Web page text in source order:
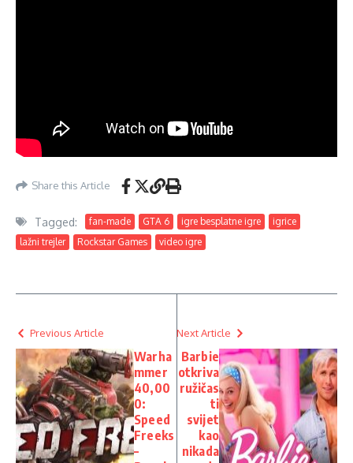
Share this Article
Tagged: fan-made GTA 6 igre besplatne igre
igrice
lažni trejler
Rockstar Games video igre
Previous Article
Warha
mmer
40,00
0:
Speed
Freeks
–
Next Article
Barbie
otkriva
ružičas
ti
svijet
kao
nikada